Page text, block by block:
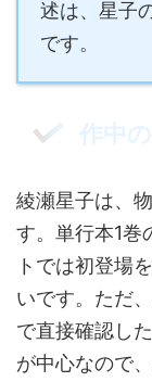
述は、星子
です。
作中
綾瀬星子は、
す。単行本1巻
トでは初登場
いです。ただ
で直接確認し
が中心なので